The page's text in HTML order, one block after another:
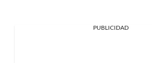
PUBLICIDAD